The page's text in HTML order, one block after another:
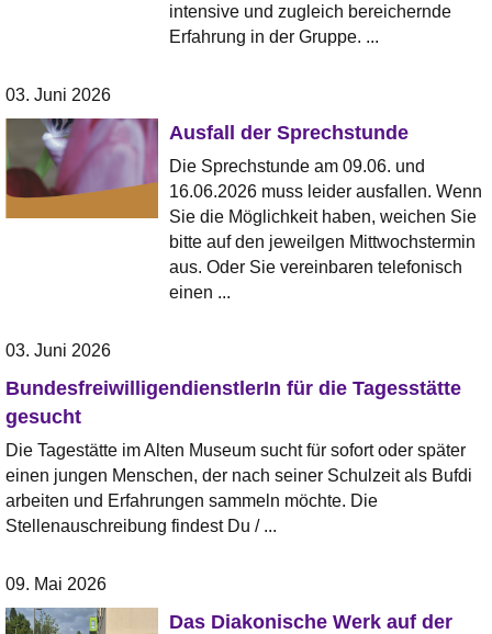
intensive und zugleich bereichernde
Erfahrung in der Gruppe. ...
03. Juni 2026
Ausfall der Sprechstunde
Die Sprechstunde am 09.06. und
16.06.2026 muss leider ausfallen. Wenn
Sie die Möglichkeit haben, weichen Sie
bitte auf den jeweilgen Mittwochstermin
aus. Oder Sie vereinbaren telefonisch
einen ...
03. Juni 2026
BundesfreiwilligendienstlerIn für die Tagesstätte
gesucht
Die Tagestätte im Alten Museum sucht für sofort oder später
einen jungen Menschen, der nach seiner Schulzeit als Bufdi
arbeiten und Erfahrungen sammeln möchte. Die
Stellenauschreibung findest Du / ...
09. Mai 2026
Das Diakonische Werk auf der